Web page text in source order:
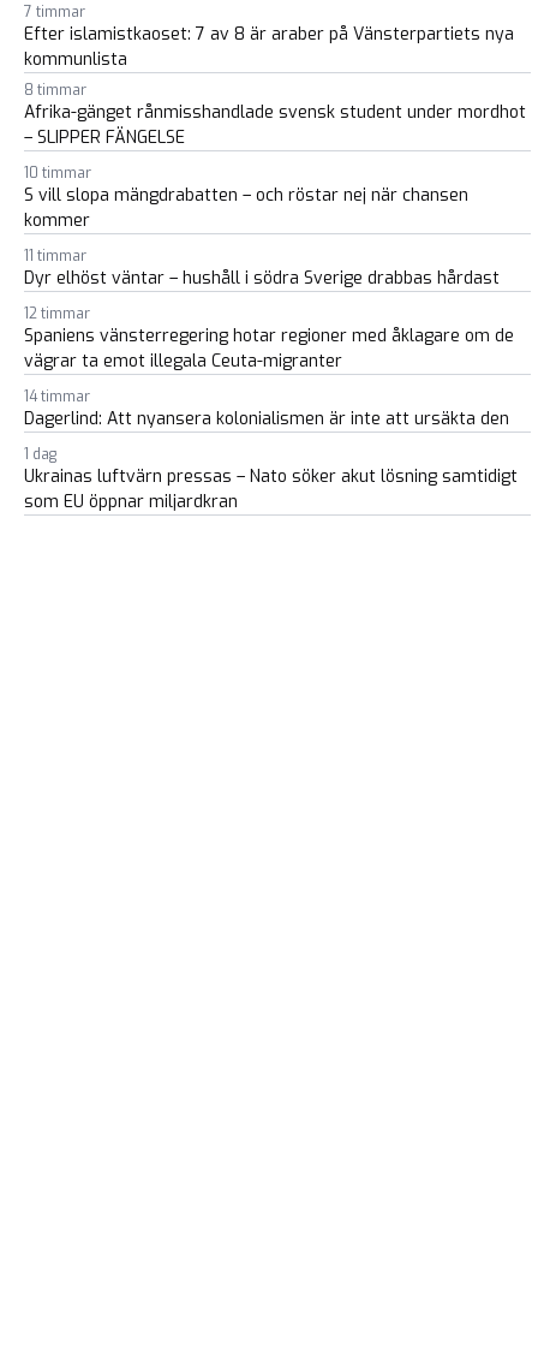
7 timmar
Efter islamistkaoset: 7 av 8 är araber på Vänsterpartiets nya
kommunlista
8 timmar
Afrika-gänget rånmisshandlade svensk student under mordhot
– SLIPPER FÄNGELSE
10 timmar
S vill slopa mängdrabatten – och röstar nej när chansen
kommer
11 timmar
Dyr elhöst väntar – hushåll i södra Sverige drabbas hårdast
12 timmar
Spaniens vänsterregering hotar regioner med åklagare om de
vägrar ta emot illegala Ceuta-migranter
14 timmar
Dagerlind: Att nyansera kolonialismen är inte att ursäkta den
1 dag
Ukrainas luftvärn pressas – Nato söker akut lösning samtidigt
som EU öppnar miljardkran